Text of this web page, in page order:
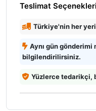
Teslimat Seçenekleri
Türkiye'nin her
Aynı gün
bilgilendirilirsiniz.
Yüzlerce tedarikçi,